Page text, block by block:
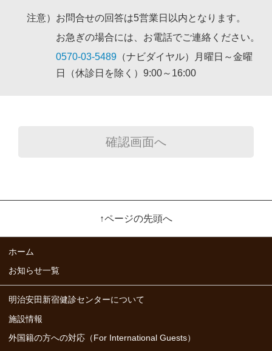
1. 取組方針
情報等の取扱いに関し、お客さまからお預か
りしている大切な情報の適正な利用と保護に
の実施、公衆衛生の向上に資する調査研究お
に関し、その重要性を認識し、管理態勢の継
当財団は、お客さまからの個人情報・特定
よびお申し出について、適切かつ迅速に対応
することに努めます。
注意）お問合せの回答は5営業日以内となります。
お急ぎの場合には、お電話でご連絡ください。
0570-03-5489 （ナビダイヤル）月曜日～金曜
日（休診日を除く）9:00～16:00
↑ページの先頭へ
ホーム
お知らせ一覧
明治安田新宿健診センターについて
施設情報
外国籍の方への対応（For International Guests）